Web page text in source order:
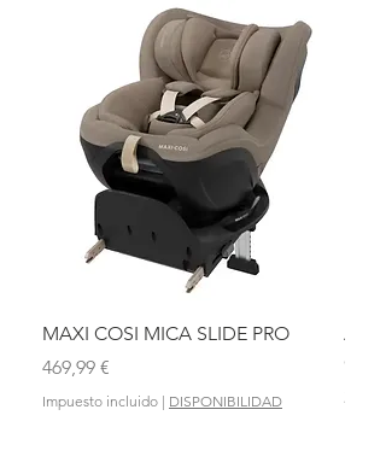
MAXI COSI MICA SLIDE PRO
Precio
469,99 €
Impuesto incluido | DISPONIBILIDAD